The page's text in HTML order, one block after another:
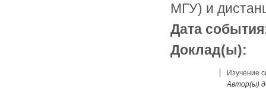
МГУ) и
Дата
Доклад(ы):
Изучение
Автор(ы)